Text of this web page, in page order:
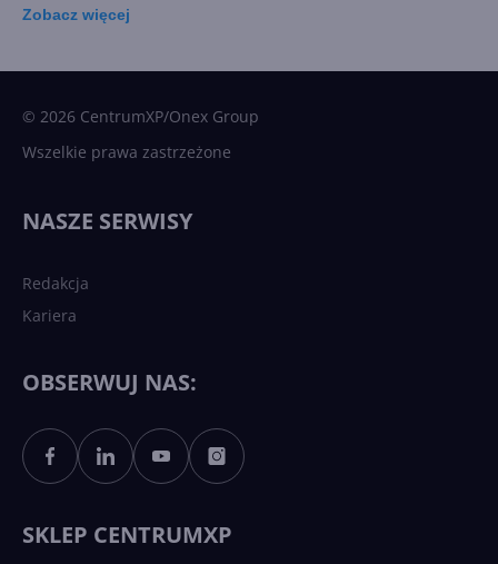
Sztuczna inteligencja po
polsku. Dość barier
Zobacz więcej
© 2026 CentrumXP/Onex Group
Wszelkie prawa zastrzeżone
NASZE SERWISY
Redakcja
Kariera
OBSERWUJ NAS:
SKLEP CENTRUMXP